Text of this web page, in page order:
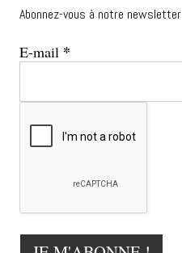
Abonnez-vous à notre newsletter
E-mail *